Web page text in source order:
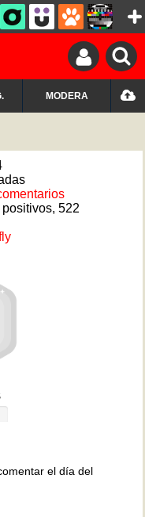
MODERA
positivos, 522
el día del